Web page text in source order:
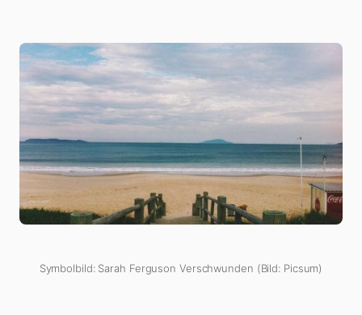
Symbolbild: Sarah Ferguson Verschwunden (Bild: Picsum)